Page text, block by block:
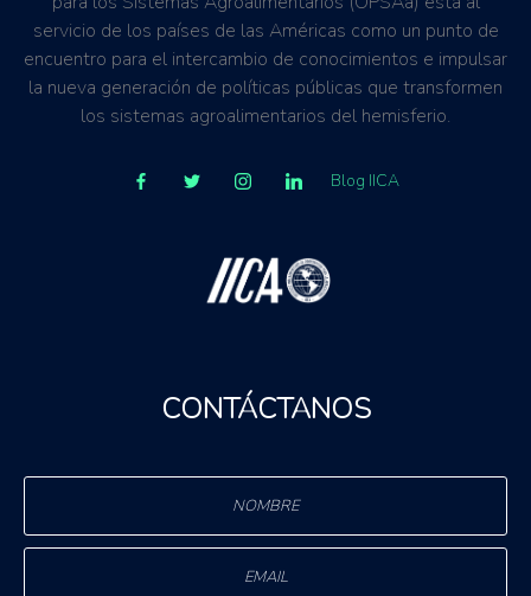
servicio de los países de las Américas como un punto de
encuentro para el intercambio de conocimientos e impulsar
la nueva generación de políticas públicas que transformen
los sistemas agroalimentarios del hemisferio.
Blog IICA
CONTÁCTANOS